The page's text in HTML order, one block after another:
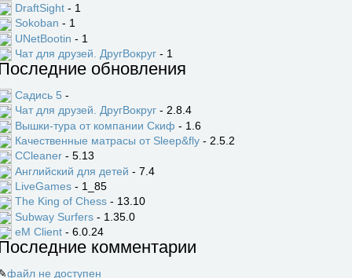
DraftSight - 1
Sokoban - 1
UNetBootin - 1
Чат для друзей. ДругВокруг - 1
обновления
Садись 5 -
Чат для друзей. ДругВокруг - 2.8.4
Вышки-тура от компании Скиф - 1.6
Качественные матрасы от Sleep&fly - 2.5.2
CCleaner - 5.13
Английский для детей - 7.4
LiveGames - 1_85
The King of Chess - 13.10
Subway Surfers - 1.35.0
eM Client - 6.0.24
комментарии
файл не доступен